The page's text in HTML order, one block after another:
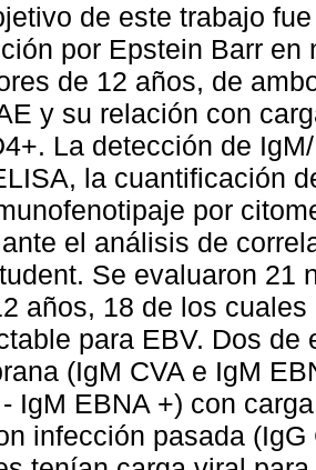
de este trabajo
por Epstein Barr en
de 12 años, de
y su relación con
La detección de
la cuantificación
por
el análisis de
Se evaluaron 21
años, 18 de los
para EBV. Dos
(IgM CVA e IgM
- IgM EBNA +) con
infección pasada